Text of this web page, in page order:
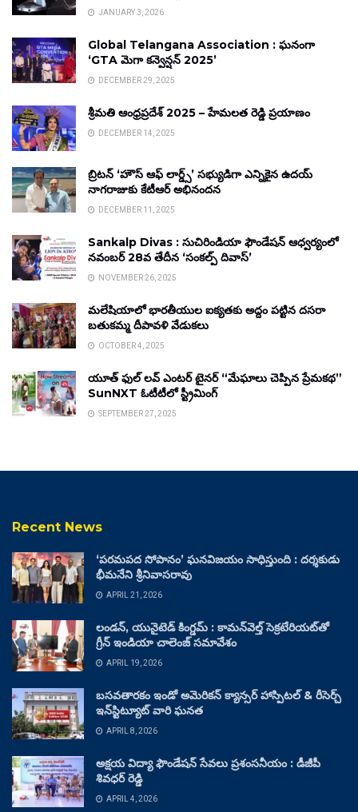
JANUARY 3, 2026
Global Telangana Association : ఘనంగా
‘GTA మెగా కన్వెన్షన్ 2025’
DECEMBER 29, 2025
శ్రీమతి ఆంధ్రప్రదేశ్ 2025 – హేమలత రెడ్డి ప్రయాణం
DECEMBER 14, 2025
బ్రిటన్ ‘హౌస్ ఆఫ్ లార్డ్స్’ సభ్యుడిగా ఎన్నికైన ఉదయ్
నాగరాజుకు కేటీఆర్ అభినందన
DECEMBER 11, 2025
Sankalp Divas : సుచిరిండియా ఫౌండేషన్ ఆధ్వర్యంలో
నవంబర్ 28వ తేదీన ‘సంకల్ప్ దివాస్’
NOVEMBER 26, 2025
మలేషియాలో భారతీయుల ఐక్యతకు అద్దం పట్టిన దసరా
బతుకమ్మ దీపావళి వేడుకలు
OCTOBER 4, 2025
యూత్ ఫుల్ లవ్ ఎంటర్ టైనర్ “మేఘాలు చెప్పిన ప్రేమకథ”
SunNXT ఓటీటీలో స్ట్రీమింగ్
SEPTEMBER 27, 2025
Recent News
‘పరమపద సోపానం’ ఘనవిజయం సాధిస్తుంది : దర్శకుడు
భీమనేని శ్రీనివాసరావు
APRIL 21, 2026
లండన్, యునైటెడ్ కింగ్డమ్ : కామన్‌వెల్త్ సెక్రటేరియట్‌తో
గ్రీన్ ఇండియా చాలెంజ్ సమావేశం
APRIL 19, 2026
బసవతారకం ఇండో అమెరికన్ క్యాన్సర్ హాస్పిటల్ & రీసెర్చ్
ఇన్‌స్టిట్యూట్ వారి ఘనత
APRIL 8, 2026
అక్షయ విద్యా ఫౌండేషన్ సేవలు ప్రశంసనీయం : డీజీపీ
శివధర్ రెడ్డి
APRIL 4, 2026